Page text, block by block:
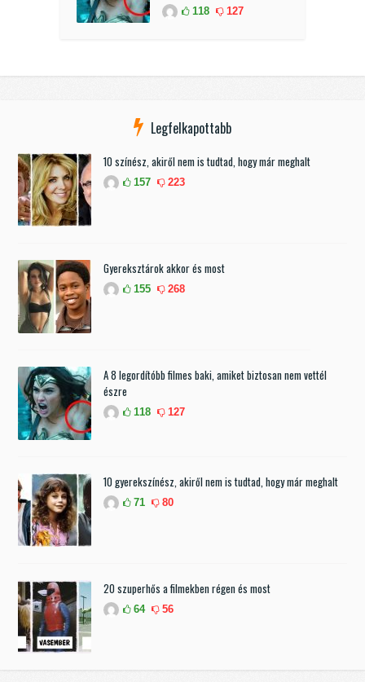
118 127
Legfelkapottabb
10 színész, akiről nem is tudtad, hogy már meghalt
157 223
Gyereksztárok akkor és most
155 268
A 8 legordítóbb filmes baki, amiket biztosan nem vettél
észre
118 127
10 gyerekszínész, akiről nem is tudtad, hogy már meghalt
71 80
20 szuperhős a filmekben régen és most
64 56